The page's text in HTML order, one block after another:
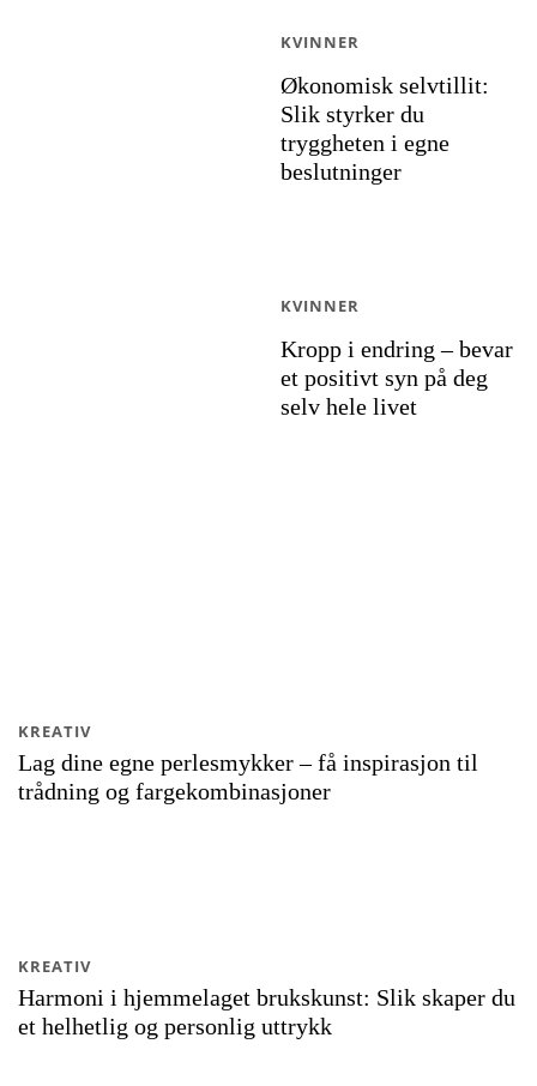
Økonomisk selvtillit:
Slik styrker du
tryggheten i egne
beslutninger
KVINNER
Kropp i endring – bevar
et positivt syn på deg
selv hele livet
KVINNER
Lag dine egne perlesmykker – få inspirasjon til
trådning og fargekombinasjoner
KREATIV
Harmoni i hjemmelaget brukskunst: Slik skaper du
et helhetlig og personlig uttrykk
KREATIV